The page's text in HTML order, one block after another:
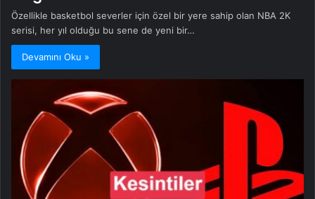
Özellikle basketbol severler için özel bir yere sahip olan NBA 2K
serisi, her yıl olduğu bu sene de yeni bir…
Devamını Oku »